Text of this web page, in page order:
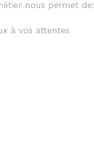
nous permet de:
à vos attentes